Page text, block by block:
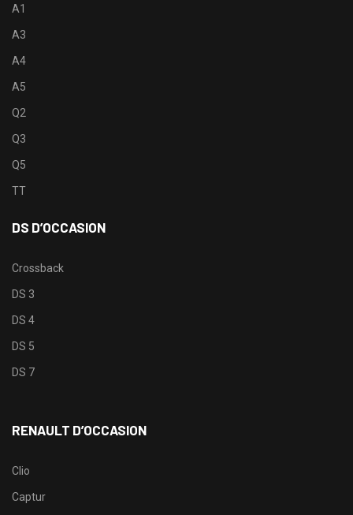
A1
A3
A4
A5
Q2
Q3
Q5
TT
DS D’OCCASION
Crossback
DS 3
DS 4
DS 5
DS 7
RENAULT D’OCCASION
Clio
Captur